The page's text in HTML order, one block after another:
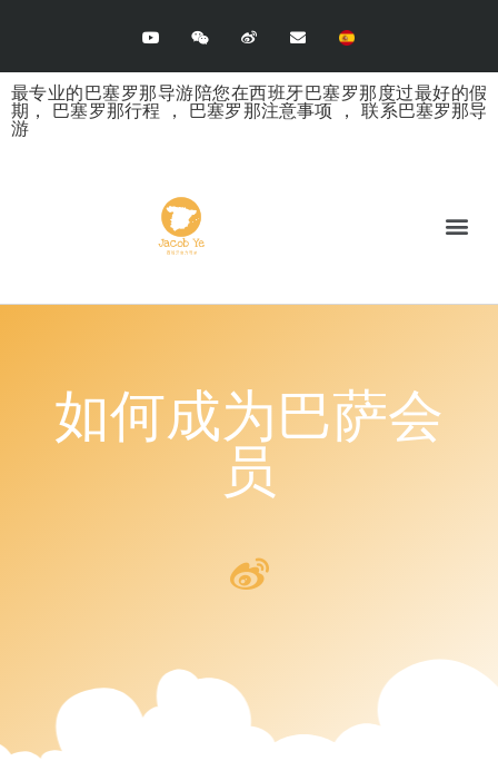
最专业的巴塞罗那导游陪您在西班牙巴塞罗那度过最好的假
期， 巴塞罗那行程 ， 巴塞罗那注意事项 ，联系巴塞罗那导
游
如何成为巴萨会
员